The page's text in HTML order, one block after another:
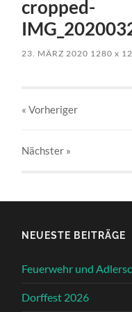
cropped-
23. MÄRZ 2020 1280x
« Vorheriger
Nächster »
NEUESTE BEITRÄGE
Feuerwehr und
Dorffest 2026